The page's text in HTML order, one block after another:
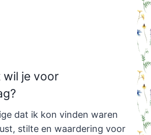
wil je voor
dat ik kon vinden waren
stilte en waardering voor